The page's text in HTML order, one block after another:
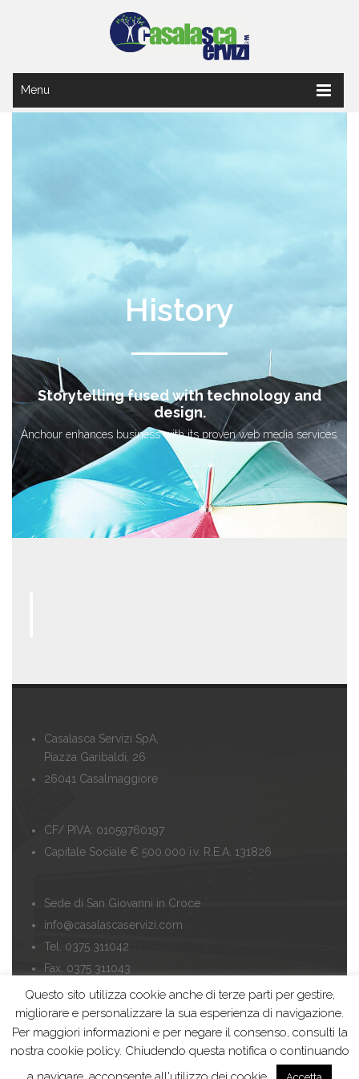
Menu
History
Storytelling fused with technology and
design.
Anchour enhances business with its proven web media services.
Casalasca Servizi SpA,
Piazza Garibaldi, 26
26041 Casalmaggiore
CF/ PIVA: 01059760197
Capitale Sociale € 500.000 i.v. R.E.A. 131826
Sede di San Giovanni in Croce
info@casalascaservizi.com
Tel. 0375 311042
Fax. 0375 311043
Ufficio Tariffa di Casalmaggiore
ufficiotariffa@casalascaservizi.com
Questo sito utilizza cookie anche di terze parti per gestire,
migliorare e personalizzare la sua esperienza di navigazione.
Per maggiori informazioni e per negare il consenso, consulti la
nostra cookie policy. Chiudendo questa notifica o continuando